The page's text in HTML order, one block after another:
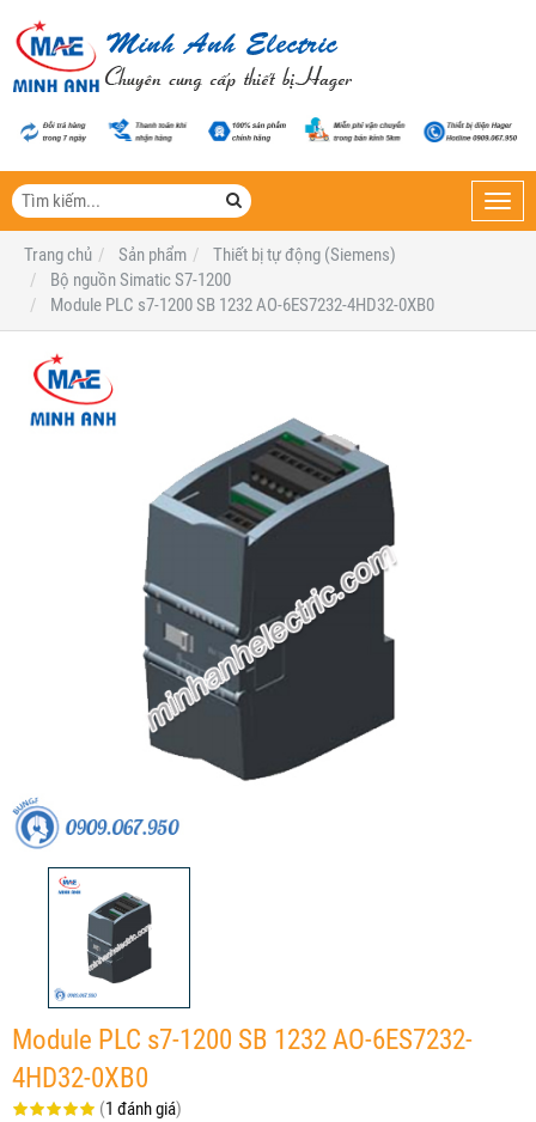
Trang chủ
Sản phẩm
Thiết bị tự động (Siemens)
Bộ nguồn Simatic S7-1200
Module PLC s7-1200 SB 1232 AO-6ES7232-4HD32-0XB0
Module PLC s7-1200 SB 1232 AO-6ES7232-
4HD32-0XB0
(1 đánh giá)